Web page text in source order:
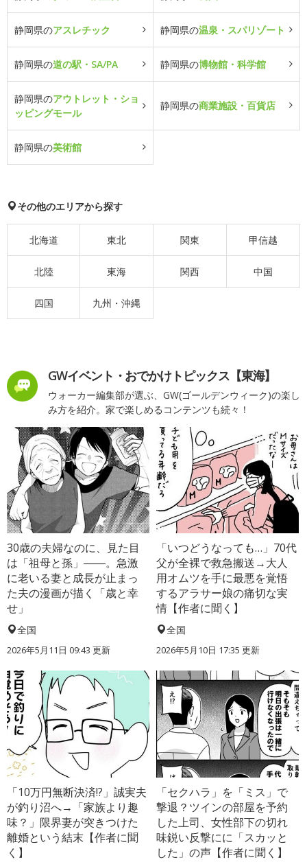
静岡県のアスレチック 静岡県の温泉・スパリゾート
静岡県の道の駅・SA/PA 静岡県の博物館・科学館
静岡県のアウトレット・ショ
ッピングモール
静岡県の商業施設・百貨店
静岡県の美術館
その他のエリアから探す
北海道 東北 関東 甲信越
北陸 東海 関西 中国
四国 九州・沖縄
GWイベント・おでかけトピックス【東海】
ウォーカー編集部が選ぶ、GW(ゴールデンウィーク)の楽し
み方を紹介。家で楽しめるコンテンツも続々！
30歳の夫婦なのに、見た目
は「祖母と孫」――。急激
に老いる妻と成長が止まっ
た夫の漫画が描く「歳と幸
せ」
全国
2026年5月11日 09:43 更新
「いつどうなっても…」70代
父が全裸で救急搬送→大人
用オムツを手に最悪を覚悟
するアラサー娘の痛切な実
情【作者に聞く】
全国
2026年5月10日 17:35 更新
「10万円無断決済!?」誠実夫
が釣り沼へ→「家族より趣
味？」限界妻が突きつけた
離婚という結末【作者に聞
く】
「セクハラ」を「ミス」で
撃退？ツインの部屋を予約
した上司、女性部下の切れ
味鋭い反撃にに「スカッと
した」の声【作者に聞く】